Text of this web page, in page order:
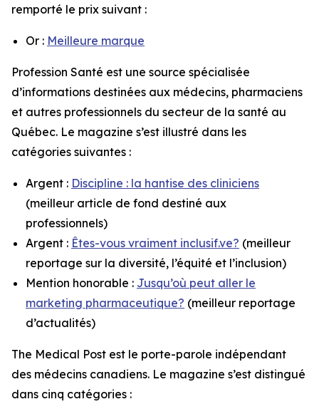
remporté le prix suivant :
Or : Meilleure marque
Profession Santé est une source spécialisée
d’informations destinées aux médecins, pharmaciens
et autres professionnels du secteur de la santé au
Québec. Le magazine s’est illustré dans les
catégories suivantes :
Argent : Discipline : la hantise des cliniciens
(meilleur article de fond destiné aux
professionnels)
Argent : Êtes-vous vraiment inclusif.ve? (meilleur
reportage sur la diversité, l’équité et l’inclusion)
Mention honorable : Jusqu’où peut aller le
marketing pharmaceutique? (meilleur reportage
d’actualités)
The Medical Post est le porte-parole indépendant
des médecins canadiens. Le magazine s’est distingué
dans cinq catégories :